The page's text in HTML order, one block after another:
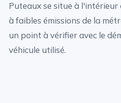
Puteaux se situe à
à faibles émissions de la
un point à vérifier avec le
véhicule utilisé.